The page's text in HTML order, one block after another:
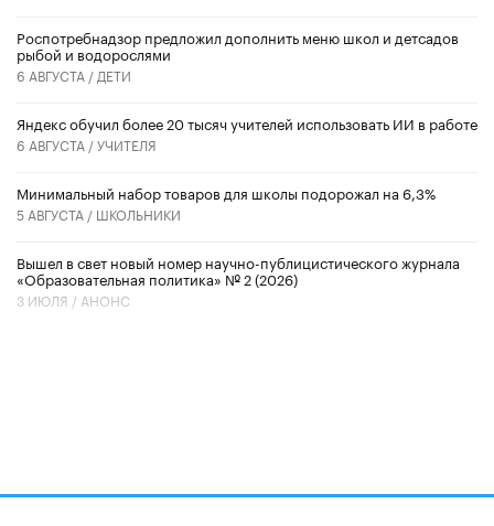
Роспотребнадзор предложил дополнить меню школ и детсадов
рыбой и водорослями
6 АВГУСТА / ДЕТИ
​Яндекс обучил более 20 тысяч учителей использовать ИИ в работе
6 АВГУСТА /УЧИТЕЛЯ
Минимальный набор товаров для школы подорожал на 6,3%
5 АВГУСТА / ШКОЛЬНИКИ
Вышел в свет новый номер научно-публицистического журнала
«Образовательная политика» № 2 (2026)
3 ИЮЛЯ / АНОНС